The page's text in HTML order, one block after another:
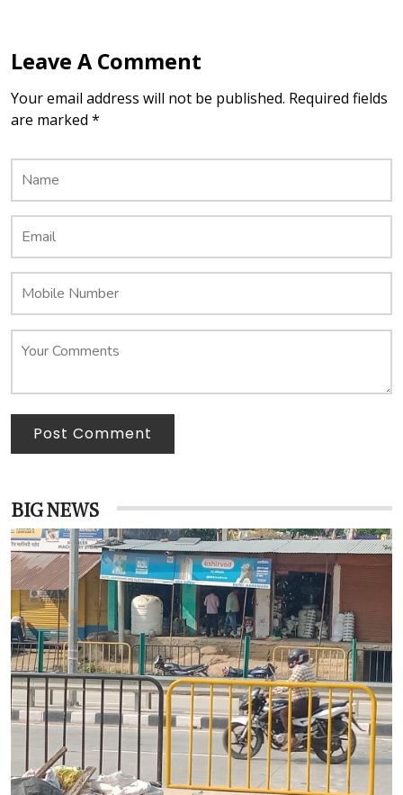
Leave A Comment
Your email address will not be published. Required fields
are marked *
Post Comment
BIG NEWS